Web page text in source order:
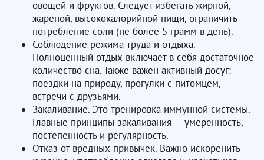
овощей и фруктов. Следует избегать жирной,
жареной, высококалорийной пищи, ограничить
потребление соли (не более 5 грамм в день).
Соблюдение режима труда и отдыха.
Полноценный отдых включает в себя достаточное
количество сна. Также важен активный досуг:
поездки на природу, прогулки с питомцем,
встречи с друзьями.
Закаливание. Это тренировка иммунной системы.
Главные принципы закаливания — умеренность,
постепенность и регулярность.
Отказ от вредных привычек. Важно искоренить